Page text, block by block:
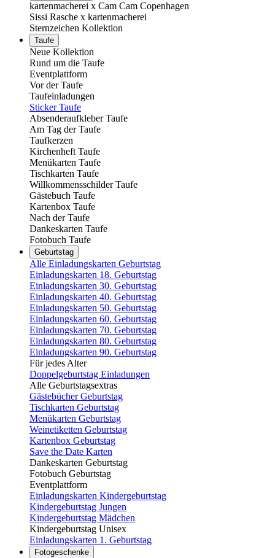
kartenmacherei x Cam Cam Copenhagen
Sissi Rasche x kartenmacherei
Sternzeichen Kollektion
Taufe
Neue Kollektion
Rund um die Taufe
Eventplattform
Vor der Taufe
Taufeinladungen
Sticker Taufe
Absenderaufkleber Taufe
Am Tag der Taufe
Taufkerzen
Kirchenheft Taufe
Menükarten Taufe
Tischkarten Taufe
Willkommensschilder Taufe
Gästebuch Taufe
Kartenbox Taufe
Nach der Taufe
Dankeskarten Taufe
Fotobuch Taufe
Geburtstag
Alle Einladungskarten Geburtstag
Einladungskarten 18. Geburtstag
Einladungskarten 30. Geburtstag
Einladungskarten 40. Geburtstag
Einladungskarten 50. Geburtstag
Einladungskarten 60. Geburtstag
Einladungskarten 70. Geburtstag
Einladungskarten 80. Geburtstag
Einladungskarten 90. Geburtstag
Für jedes Alter
Doppelgeburtstag Einladungen
Alle Geburtstagsextras
Gästebücher Geburtstag
Tischkarten Geburtstag
Menükarten Geburtstag
Weinetiketten Geburtstag
Kartenbox Geburtstag
Save the Date Karten
Dankeskarten Geburtstag
Fotobuch Geburtstag
Eventplattform
Einladungskarten Kindergeburtstag
Kindergeburtstag Jungen
Kindergeburtstag Mädchen
Kindergeburtstag Unisex
Einladungskarten 1. Geburtstag
Fotogeschenke